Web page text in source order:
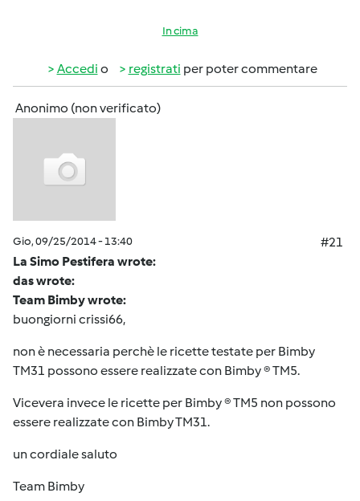
In cima
Accedi o registrati per poter commentare
Anonimo (non verificato)
Gio, 09/25/2014 - 13:40
#21
La Simo Pestifera wrote:
das wrote:
Team Bimby wrote:
buongiorni crissi66,
non è necessaria perchè le ricette testate per Bimby
TM31 possono essere realizzate con Bimby ® TM5.
Vicevera invece le ricette per Bimby ® TM5 non possono
essere realizzate con Bimby TM31.
un cordiale saluto
Team Bimby